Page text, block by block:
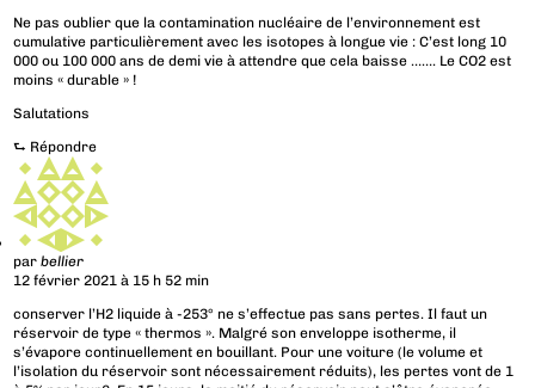
Ne pas oublier que la contamination nucléaire de l’environnement est
cumulative particulièrement avec les isotopes à longue vie : C’est long 10
000 ou 100 000 ans de demi vie à attendre que cela baisse ……. Le CO2 est
moins « durable » !
Salutations
⮑ Répondre
parbellier
12 février 2021 à 15 h 52 min
conserver l’H2 liquide à -253° ne s’effectue pas sans pertes. Il faut un
réservoir de type « thermos ». Malgré son enveloppe isotherme, il
s’évapore continuellement en bouillant. Pour une voiture (le volume et
l’isolation du réservoir sont nécessairement réduits), les pertes vont de 1